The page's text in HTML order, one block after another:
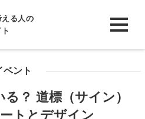
る人の
ベント
？ 道標（サイン）
トとデザイン